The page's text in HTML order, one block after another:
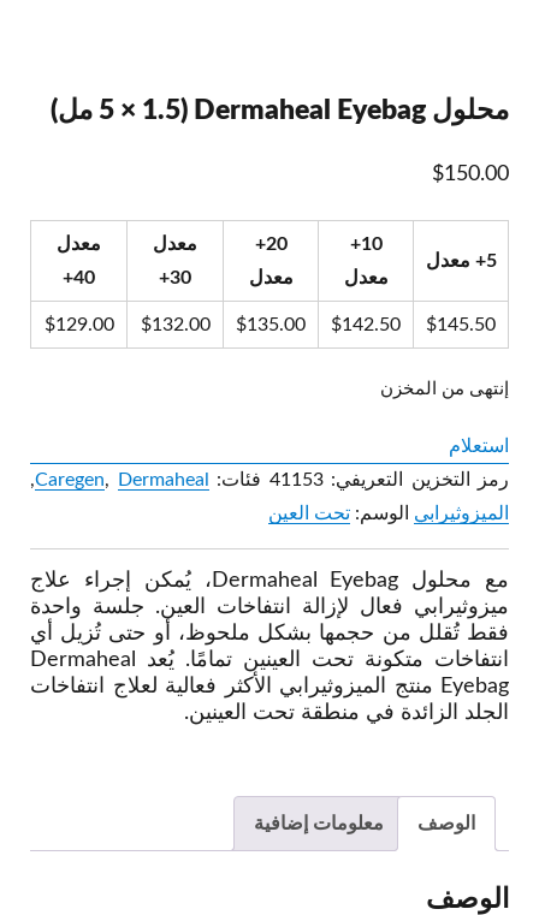
محلول Dermaheal Eyebag (5 × 1.5 مل)
$150.00
مع محلول Dermaheal Eyebag، يُمكن إجراء علاج
ميزوثيرابي فعال لإزالة انتفاخات العين. جلسة واحدة
فقط تُقلل من حجمها بشكل ملحوظ، أو حتى تُزيل أي
انتفاخات متكونة تحت العينين تمامًا. يُعد Dermaheal
Eyebag منتج الميزوثيرابي الأكثر فعالية لعلاج انتفاخات
الجلد الزائدة في منطقة تحت العينين.
5+ معدل
10+
معدل
20+
معدل
معدل
30+
معدل
40+
$145.50
$142.50
$135.00
$132.00
$129.00
إنتهى من المخزن
استعلام
رمز التخزين التعريفي:41153 فئات: Caregen, Dermaheal
,
الميزوثيرابي
الوسم: تحت العين
الوصف معلومات إضافية
الوصف